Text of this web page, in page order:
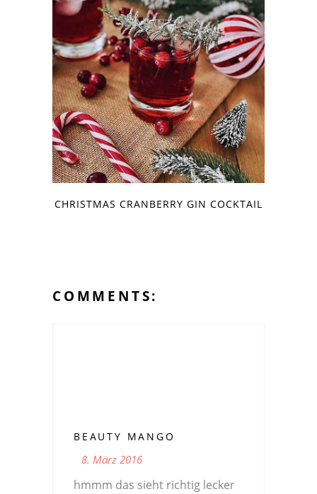
CHRISTMAS CRANBERRY GIN COCKTAIL
COMMENTS:
BEAUTY MANGO
8. März 2016
hmmm das sieht richtig lecker